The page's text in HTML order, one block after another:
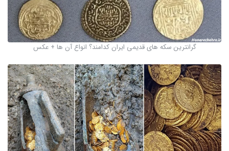
گرانترین سکه های قدیمی ایران کدامند؟ انواع آن ها + عکس